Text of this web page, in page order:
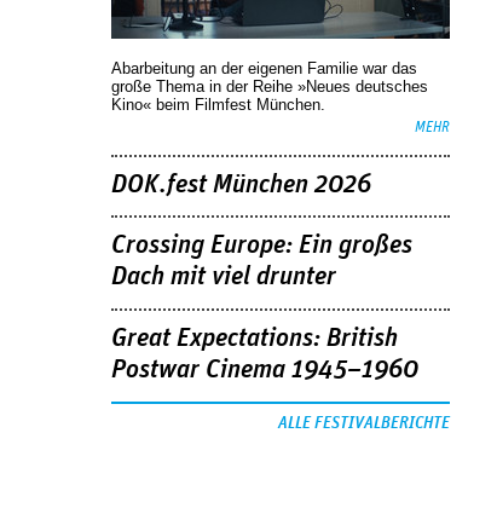
Abarbeitung an der eigenen Familie war das
große Thema in der Reihe »Neues deutsches
Kino« beim Filmfest München.
MEHR
DOK.fest München 2026
Crossing Europe: Ein großes
Dach mit viel drunter
Great Expectations: British
Postwar Cinema 1945–1960
ALLE FESTIVALBERICHTE